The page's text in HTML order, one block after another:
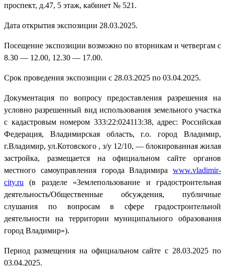
проспект, д.47, 5 этаж, кабинет № 521.
Дата открытия экспозиции 28.03.2025.
Посещение экспозиции возможно по вторникам и четвергам с
8.30 — 12.00, 12.30 — 17.00.
Срок проведения экспозиции с 28.03.2025 по 03.04.2025.
Документация по вопросу предоставления разрешения на
условно разрешенный вид использования земельного участка
с кадастровым номером 333:22:024113:38, адрес: Российская
Федерация, Владимирская область, г.о. город Владимир,
г.Владимир, ул.Котовского , з/у 12/10, — блокированная жилая
застройка, размещается на официальном сайте органов
местного самоуправления города Владимира www.vladimir-
city.ru (в разделе «Землепользование и градостроительная
деятельность/Общественные обсуждения, публичные
слушания по вопросам в сфере градостроительной
деятельности на территории муниципального образования
город Владимир»).
Период размещения на официальном сайте с 28.03.2025 по
03.04.2025.